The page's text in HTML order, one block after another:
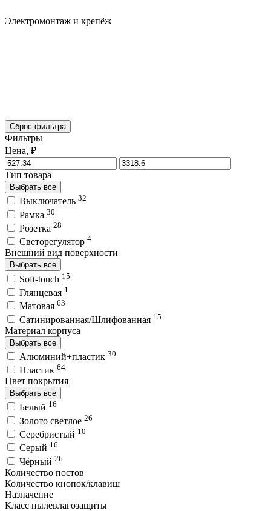
Электромонтаж и крепёж
Сброс фильтра
Фильтры
Цена, ₽
Тип товара
Выбрать все
Выключатель 32
Рамка 30
Розетка 28
Светорегулятор 4
Внешний вид поверхности
Выбрать все
Soft-touch 15
Глянцевая 1
Матовая 63
Сатинированная/Шлифованная 15
Материал корпуса
Выбрать все
Алюминий+пластик 30
Пластик 64
Цвет покрытия
Выбрать все
Белый 16
Золото светлое 26
Серебристый 10
Серый 16
Чёрный 26
Количество постов
Количество кнопок/клавиш
Назначение
Класс пылевлагозащиты